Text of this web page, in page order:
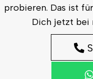
probieren. Das ist
Dich jetzt bei